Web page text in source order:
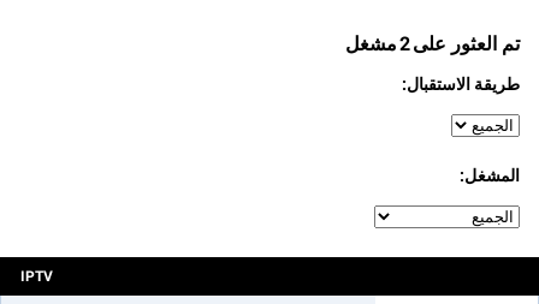
مشغل2تم العثور على
طريقة الاستقبال:
المشغل:
IPTV